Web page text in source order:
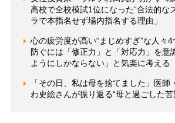
高校で全校模試1位になった“合法的な
ラで本指名せず場内指名する理由」
心の疲労度が高い“まじめすぎ”な人
防ぐには「修正力」と「対応力」を意
ようにしかならない」と気楽に考える
「その日、私は母を捨てました」医師
わ史絵さんが振り返る“母と過ごした苦